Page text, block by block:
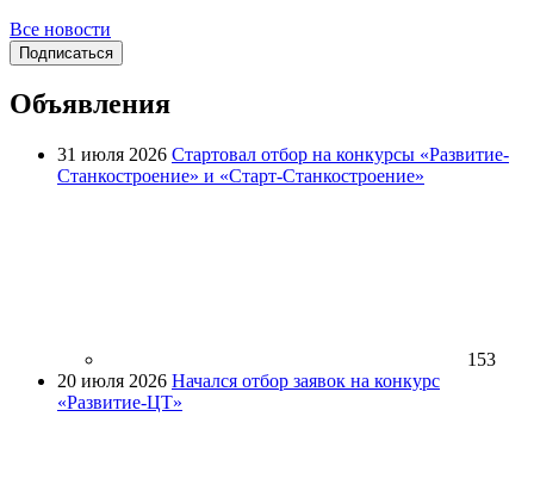
Все новости
Подписаться
Объявления
31 июля 2026 Стартовал отбор на конкурсы «Развитие-
Станкостроение» и «Старт-Станкостроение»
153
20 июля 2026 Начался отбор заявок на конкурс
«Развитие-ЦТ»